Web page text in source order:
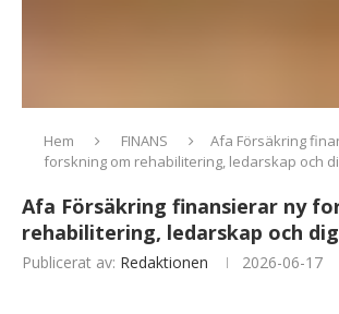
Hem FINANS
Afa Försäkring
forskning om rehabilitering, ledarskap och
Afa Försäkring finansierar ny
rehabilitering, ledarskap och
Publicerat av: Redaktionen 2026-06-17